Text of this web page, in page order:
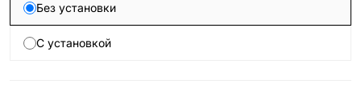
Без установки
С установкой